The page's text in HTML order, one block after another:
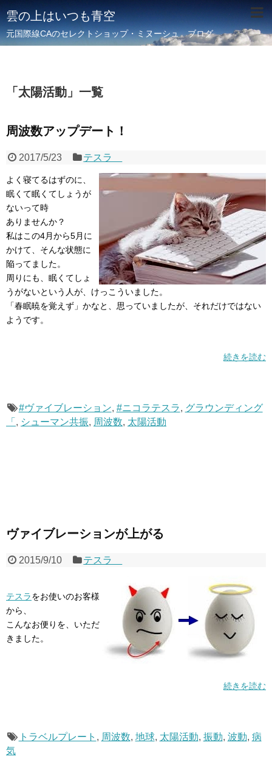
雲の上はいつも青空
元国際線CAのセレクトショップ・ミヌーシュ ブログ
「 太陽活動 」 一覧
周波数アップデート！
2017/5/23 テスラ
よく寝てるはずのに、
眠くて眠くてしょうが
ないって時
ありませんか？
私はこの4月から5月に
かけて、そんな状態に
陥ってました。
周りにも、眠くてしょ
うがないという人が、けっこういました。
「春眠暁を覚えず」かなと、思っていましたが、それだけではない
ようです。
続きを読む
#ヴァイブレーション, #ニコラテスラ, グラウンディング
「 , シューマン共振, 周波数, 太陽活動
ヴァイブレーションが上がる
2015/9/10 テスラ
テスラをお使いのお客様
から、
こんなお便りを、いただ
きました。
続きを読む
トラベルプレート , 周波数, 地球, 太陽活動, 振動, 波動, 病
気